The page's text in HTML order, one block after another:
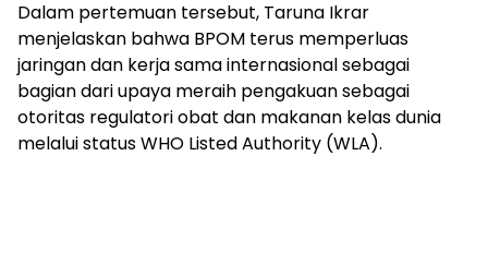
Dalam pertemuan tersebut, Taruna Ikrar
menjelaskan bahwa BPOM terus memperluas
jaringan dan kerja sama internasional sebagai
bagian dari upaya meraih pengakuan sebagai
otoritas regulatori obat dan makanan kelas dunia
melalui status WHO Listed Authority (WLA).